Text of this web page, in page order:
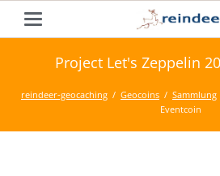
Project Let's Zeppelin
reindeer-geocaching Geocoins Sammlung
Eventcoin